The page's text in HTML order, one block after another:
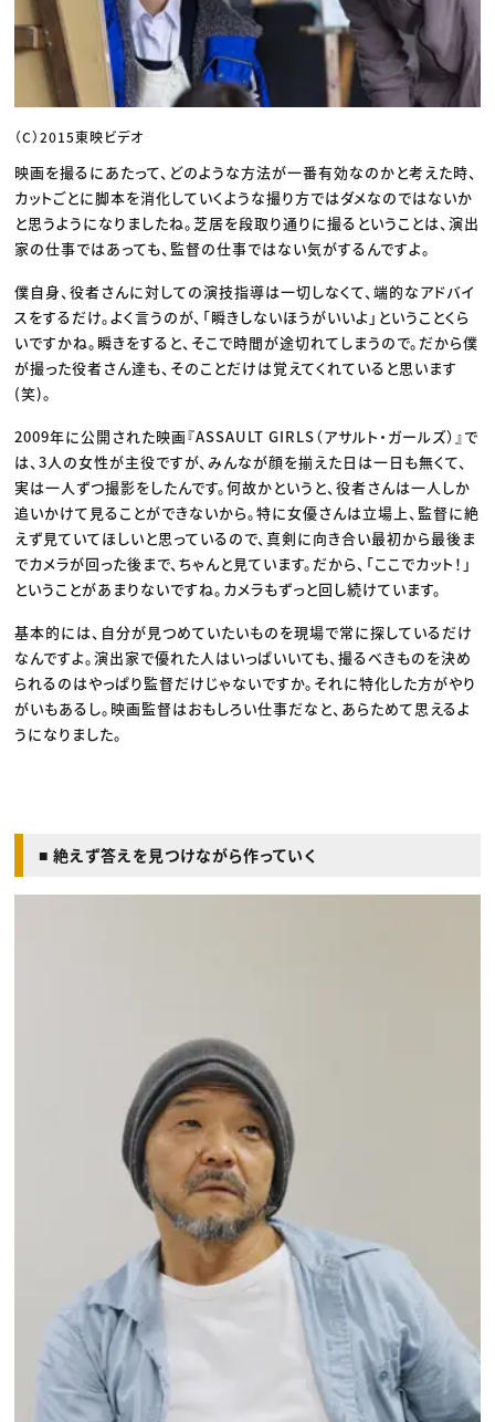
（C）2015東映ビデオ
映画を撮るにあたって、どのような方法が一番有効なのかと考えた時、
カットごとに脚本を消化していくような撮り方ではダメなのではないか
と思うようになりましたね。芝居を段取り通りに撮るということは、演出
家の仕事ではあっても、監督の仕事ではない気がするんですよ。
僕自身、役者さんに対しての演技指導は一切しなくて、端的なアドバイ
スをするだけ。よく言うのが、「瞬きしないほうがいいよ」ということくら
いですかね。瞬きをすると、そこで時間が途切れてしまうので。だから僕
が撮った役者さん達も、そのことだけは覚えてくれていると思います
(笑)。
2009年に公開された映画『ASSAULT GIRLS（アサルト・ガールズ）』で
は、3人の女性が主役ですが、みんなが顔を揃えた日は一日も無くて、
実は一人ずつ撮影をしたんです。何故かというと、役者さんは一人しか
追いかけて見ることができないから。特に女優さんは立場上、監督に絶
えず見ていてほしいと思っているので、真剣に向き合い最初から最後ま
でカメラが回った後まで、ちゃんと見ています。だから、「ここでカット！」
ということがあまりないですね。カメラもずっと回し続けています。
基本的には、自分が見つめていたいものを現場で常に探しているだけ
なんですよ。演出家で優れた人はいっぱいいても、撮るべきものを決め
られるのはやっぱり監督だけじゃないですか。それに特化した方がやり
がいもあるし。映画監督はおもしろい仕事だなと、あらためて思えるよ
うになりました。
■ 絶えず答えを見つけながら作っていく